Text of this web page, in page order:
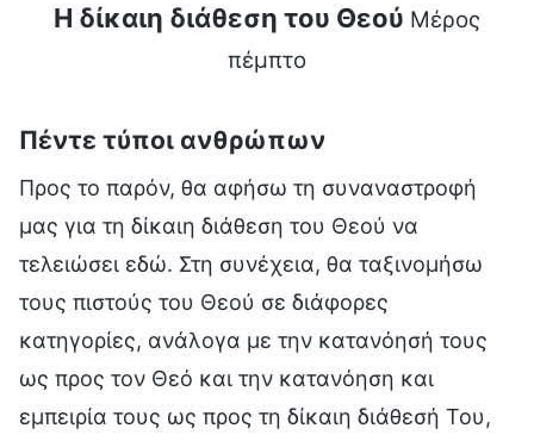
Η δίκαιη διάθεση του Θεού Μέρος
πέμπτο
Πέντε τύποι ανθρώπων
Προς το παρόν, θα αφήσω τη συναναστροφή
μας για τη δίκαιη διάθεση του Θεού να
τελειώσει εδώ. Στη συνέχεια, θα ταξινομήσω
τους πιστούς του Θεού σε διάφορες
κατηγορίες, ανάλογα με την κατανόησή τους
ως προς τον Θεό και την κατανόηση και
εμπειρία τους ως προς τη δίκαιη διάθεσή Του,